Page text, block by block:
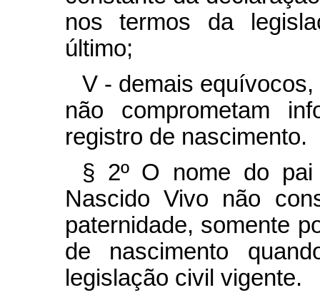
nos termos da
último;
V - demais
não comprometam
registro de nascimento.
§ 2º O nome do pai
Nascido Vivo não
paternidade, somente
de nascimento
legislação civil vigente.